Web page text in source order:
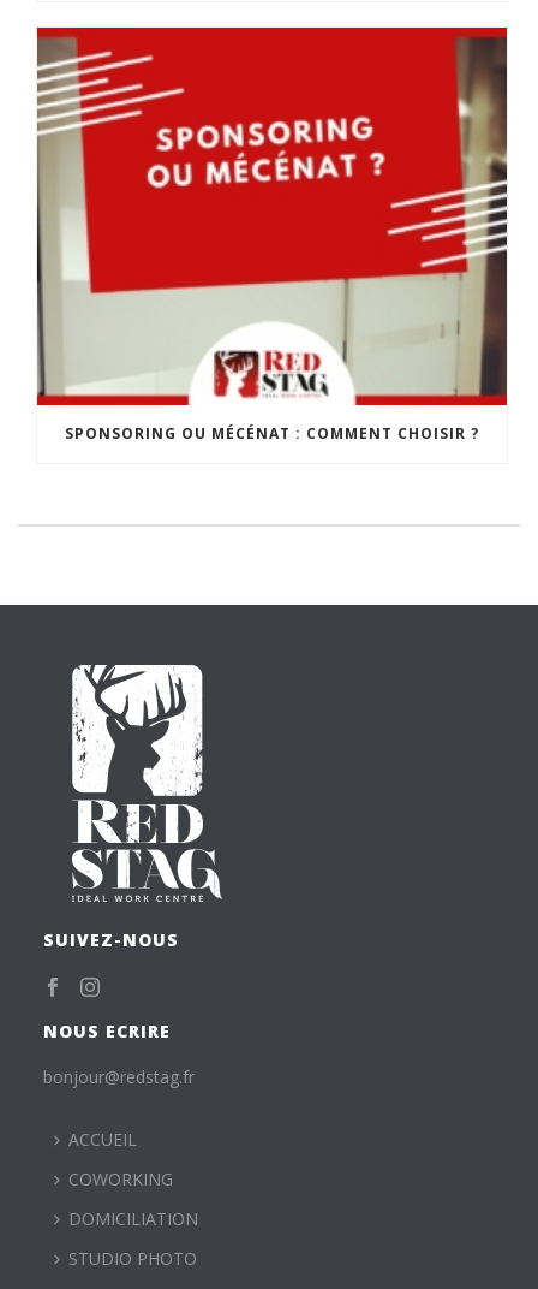
SPONSORING OU MÉCÉNAT : COMMENT CHOISIR ?
SUIVEZ-NOUS
NOUS ECRIRE
bonjour@redstag.fr
ACCUEIL
COWORKING
DOMICILIATION
STUDIO PHOTO